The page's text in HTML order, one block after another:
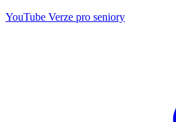
YouTube Verze pro seniory